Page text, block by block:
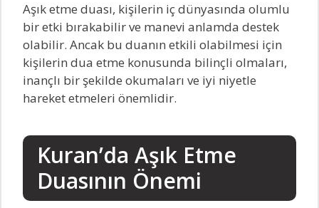
Aşık etme duası, kişilerin iç dünyasında olumlu
bir etki bırakabilir ve manevi anlamda destek
olabilir. Ancak bu duanın etkili olabilmesi için
kişilerin dua etme konusunda bilinçli olmaları,
inançlı bir şekilde okumaları ve iyi niyetle
hareket etmeleri önemlidir.
Kuran’da Aşık Etme
Duasının Önemi